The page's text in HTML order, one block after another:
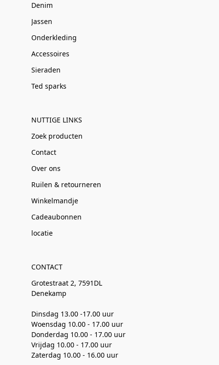
Denim
Jassen
Onderkleding
Accessoires
Sieraden
Ted sparks
NUTTIGE LINKS
Zoek producten
Contact
Over ons
Ruilen & retourneren
Winkelmandje
Cadeaubonnen
locatie
CONTACT
Grotestraat 2, 7591DL
Denekamp
Dinsdag 13.00 -17.00 uur
Woensdag 10.00 - 17.00 uur
Donderdag 10.00 - 17.00 uur
Vrijdag 10.00 - 17.00 uur
Zaterdag 10.00 - 16.00 uur